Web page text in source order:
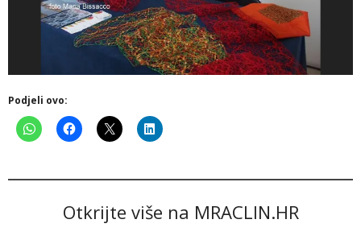
Podjeli ovo:
Otkrijte više na MRACLIN.HR